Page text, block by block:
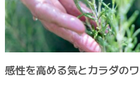
感性を高める気とカラダの